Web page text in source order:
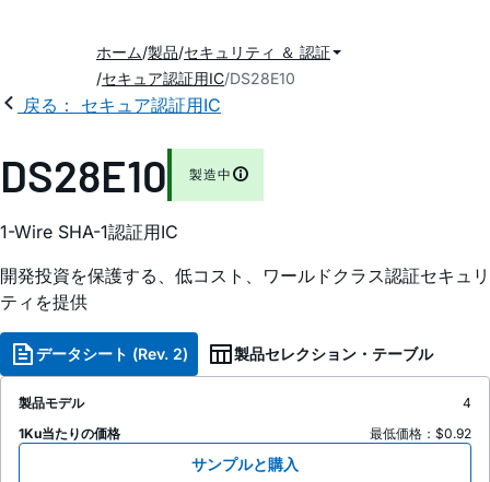
ホーム 製品 セキュリティ ＆ 認証
セキュア認証用IC DS28E10
戻る： セキュア認証用IC
DS28E10 製造中
1-Wire SHA-1認証用IC
開発投資を保護する、低コスト、ワールドクラス認証セキュリ
ティを提供
データシート (Rev. 2) 製品セレクション・テーブル
製品モデル
4
1Ku当たりの価格
最低価格：$0.92
サンプルと購入